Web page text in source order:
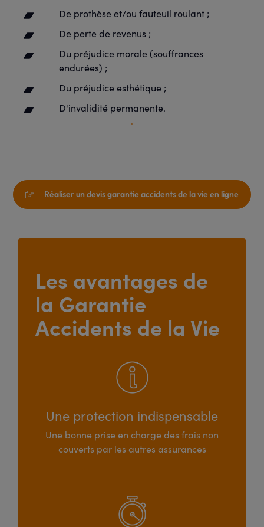
De prothèse et/ou fauteuil roulant ;
De perte de revenus ;
Du préjudice morale (souffrances
endurées) ;
Du préjudice esthétique ;
D'invalidité permanente.
 Réaliser un devis garantie accidents de la vie en ligne
Les avantages de
la Garantie
Accidents de la Vie
Une protection indispensable
Une bonne prise en charge des frais non
couverts par les autres assurances